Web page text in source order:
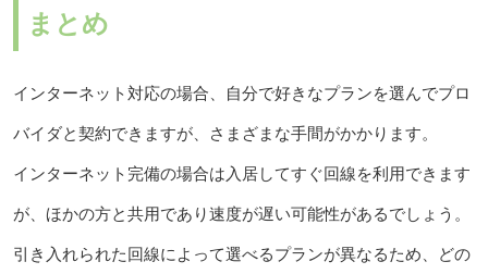
まとめ
インターネット対応の場合、自分で好きなプランを選んでプロ
バイダと契約できますが、さまざまな手間がかかります。
インターネット完備の場合は入居してすぐ回線を利用できます
が、ほかの方と共用であり速度が遅い可能性があるでしょう。
引き入れられた回線によって選べるプランが異なるため、どの